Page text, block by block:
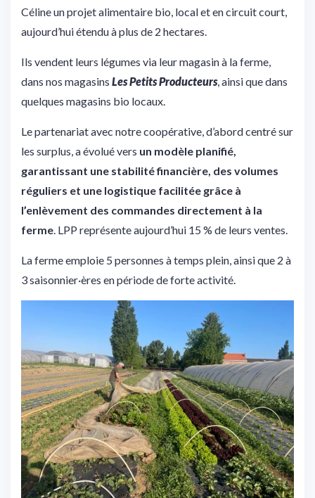
Céline un projet alimentaire bio, local et en circuit court,
aujourd’hui étendu à plus de 2 hectares.
Ils vendent leurs légumes via leur magasin à la ferme,
dans nos magasins Les Petits Producteurs, ainsi que dans
quelques magasins bio locaux.
Le partenariat avec notre coopérative, d’abord centré sur
les surplus, a évolué vers un modèle planifié,
garantissant une stabilité financière, des volumes
réguliers et une logistique facilitée grâce à
l’enlèvement des commandes directement à la
ferme. LPP représente aujourd’hui 15 % de leurs ventes.
La ferme emploie 5 personnes à temps plein, ainsi que 2 à
3 saisonnier·ères en période de forte activité.